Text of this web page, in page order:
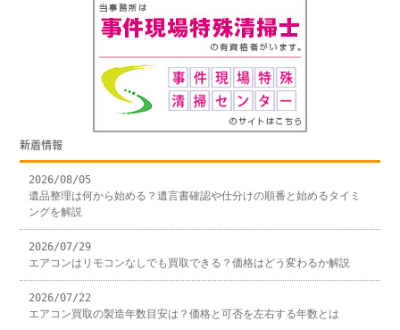
新着情報
2026/08/05
遺品整理は何から始める？遺言書確認や仕分けの順番と始めるタイミ
ングを解説
2026/07/29
エアコンはリモコンなしでも買取できる？価格はどう変わるか解説
2026/07/22
エアコン買取の製造年数目安は？価格と可否を左右する年数とは